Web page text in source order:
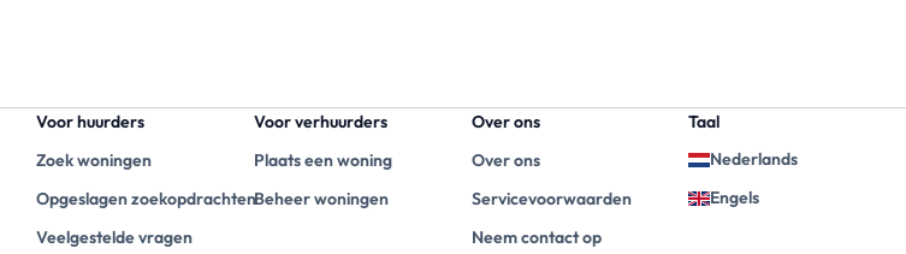
Voor huurders
Zoek woningen
Opgeslagen zoekopdrachten
Veelgestelde vragen
Voor verhuurders
Plaats een woning
Beheer woningen
Over ons
Over ons
Servicevoorwaarden
Neem contact op
Taal
Nederlands
Engels